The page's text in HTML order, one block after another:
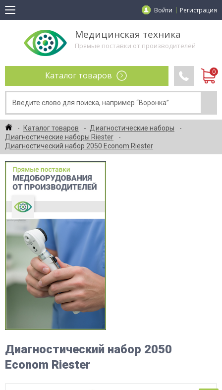
Войти Регистрация
Медицинская техника
Прямые поставки от производителей
Каталог товаров
Каталог товаров
Диагностические наборы
Диагностические наборы Riester
Диагностический набор 2050 Econom Riester
Диагностический набор 2050
Econom Riester